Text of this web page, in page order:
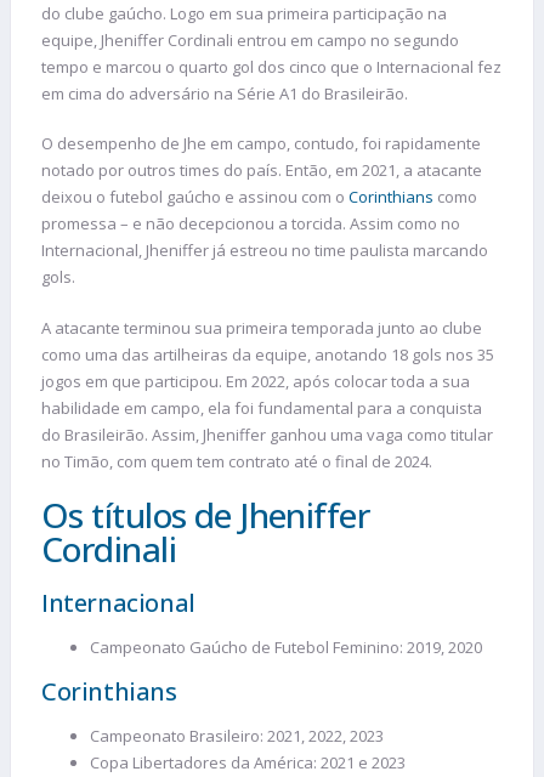
do clube gaúcho. Logo em sua primeira participação na
equipe, Jheniffer Cordinali entrou em campo no segundo
tempo e marcou o quarto gol dos cinco que o Internacional fez
em cima do adversário na Série A1 do Brasileirão.
O desempenho de Jhe em campo, contudo, foi rapidamente
notado por outros times do país. Então, em 2021, a atacante
deixou o futebol gaúcho e assinou com o Corinthians como
promessa – e não decepcionou a torcida. Assim como no
Internacional, Jheniffer já estreou no time paulista marcando
gols.
A atacante terminou sua primeira temporada junto ao clube
como uma das artilheiras da equipe, anotando 18 gols nos 35
jogos em que participou. Em 2022, após colocar toda a sua
habilidade em campo, ela foi fundamental para a conquista
do Brasileirão. Assim, Jheniffer ganhou uma vaga como titular
no Timão, com quem tem contrato até o final de 2024.
Os títulos de Jheniffer
Cordinali
Internacional
Campeonato Gaúcho de Futebol Feminino: 2019, 2020
Corinthians
Campeonato Brasileiro: 2021, 2022, 2023
Copa Libertadores da América: 2021 e 2023